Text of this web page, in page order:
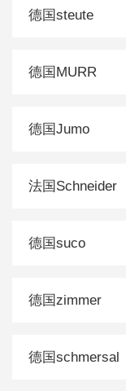
德国steute
德国MURR
德国Jumo
法国Schneider
德国suco
德国zimmer
德国schmersal